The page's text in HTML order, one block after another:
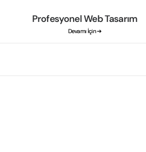
Profesyonel Web Tasarım
Devamı İçin ➔